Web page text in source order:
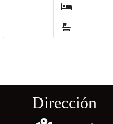
Dirección